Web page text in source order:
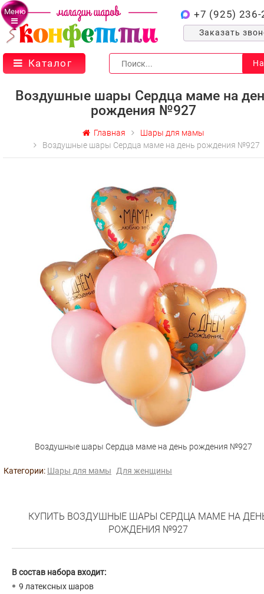
Меню +7 (925) 236-
Заказать
Каталог
Воздушные шары Сердца маме на
рождения №927
Главная
Шары для мамы
Воздушные шары Сердца маме на день рождения №927
Воздушные шары Сердца маме на день рождения №927
Категории: Шары для мамы Для женщины
КУПИТЬ ВОЗДУШНЫЕ ШАРЫ СЕРДЦА МАМЕ НА
РОЖДЕНИЯ №927
В состав набора входит:
9 латексных шаров